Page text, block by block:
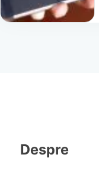
Despre